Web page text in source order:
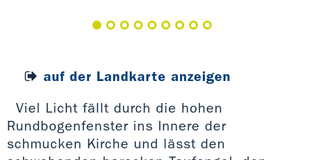
auf der Landkarte anzeigen
Viel Licht fällt durch die hohen
Rundbogenfenster ins Innere der
schmucken Kirche und lässt den